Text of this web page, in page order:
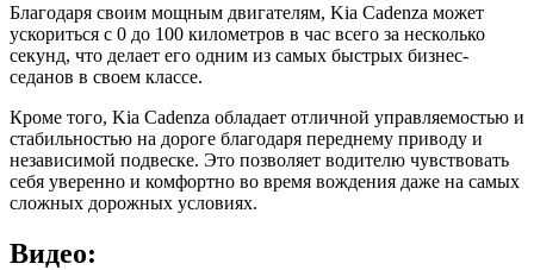
Благодаря своим мощным двигателям, Kia Cadenza может
ускориться с 0 до 100 километров в час всего за несколько
секунд, что делает его одним из самых быстрых бизнес-
седанов в своем классе.
Кроме того, Kia Cadenza обладает отличной управляемостью и
стабильностью на дороге благодаря переднему приводу и
независимой подвеске. Это позволяет водителю чувствовать
себя уверенно и комфортно во время вождения даже на самых
сложных дорожных условиях.
Видео: